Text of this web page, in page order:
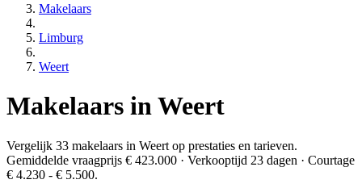
Makelaars
Limburg
Weert
Makelaars in Weert
Vergelijk 33 makelaars in Weert op prestaties en tarieven.
Gemiddelde vraagprijs € 423.000 · Verkooptijd 23 dagen · Courtage
€ 4.230 - € 5.500.